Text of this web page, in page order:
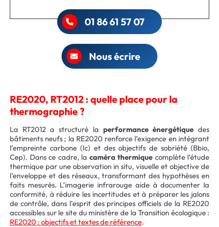
01 86 61 57 07
Nous écrire
RE2020, RT2012 : quelle place pour la
thermographie ?
La RT2012 a structuré la performance énergétique des
bâtiments neufs ; la RE2020 renforce l’exigence en intégrant
l’empreinte carbone (Ic) et des objectifs de sobriété (Bbio,
Cep). Dans ce cadre, la caméra thermique complète l’étude
thermique par une observation in situ, visuelle et objective de
l’enveloppe et des réseaux, transformant des hypothèses en
faits mesurés. L’imagerie infrarouge aide à documenter la
conformité, à réduire les incertitudes et à préparer les jalons
de contrôle, dans l’esprit des principes officiels de la RE2020
accessibles sur le site du ministère de la Transition écologique :
RE2020 : objectifs et textes de référence.